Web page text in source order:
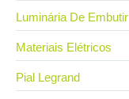
Luminária De Embutir
Materiais Elétricos
Pial Legrand